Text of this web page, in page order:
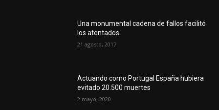
Una monumental cadena de fallos facilitó
los atentados
21 agosto, 2017
Actuando como Portugal España hubiera
evitado 20.500 muertes
2 mayo, 2020